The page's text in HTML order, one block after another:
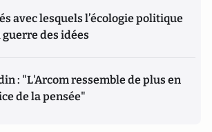
avec lesquels l’écologie politique
des idées
: "L'Arcom ressemble de plus en
de la pensée"